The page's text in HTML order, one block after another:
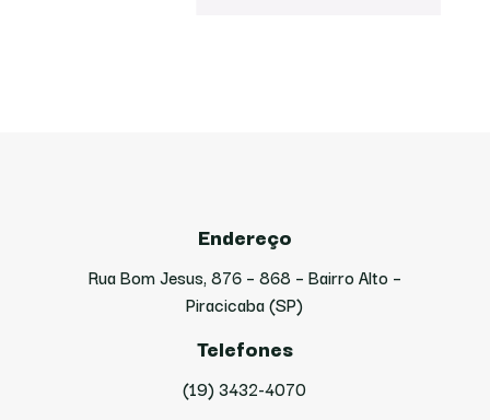
Endereço
Rua Bom Jesus, 876 – 868 – Bairro Alto –
Piracicaba (SP)
Telefones
(19) 3432-4070